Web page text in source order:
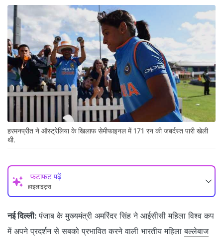
हरमनप्रीत ने ऑस्ट्रेलिया के खिलाफ सेमीफाइनल में 171 रन की जबर्दस्त पारी खेली
थी.
फटाफट पढ़ें
हाइलाइट्स
नई दिल्ली: पंजाब के मुख्यमंत्री अमरिंदर सिंह ने आईसीसी महिला विश्व कप
में अपने प्रदर्शन से सबको प्रभावित करने वाली भारतीय महिलाबल्लेबाज